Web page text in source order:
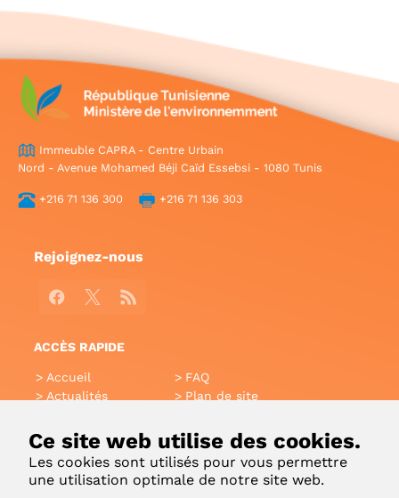
Ce site web utilise des cookies.
Les cookies sont utilisés pour vous permettre
une utilisation optimale de notre site web.
Immeuble CAPRA - Centre Urbain
Nord - Avenue Mohamed Béji Caïd Essebsi - 1080 Tunis
+216 71 136 300 +216 71 136 303
Rejoignez-nous
Facebook
X RSS
ACCÈS RAPIDE
Accueil
Actualités
Glossaire
Liens utiles
Contact
FAQ
Plan de site
Intranet
Applications Mobiles